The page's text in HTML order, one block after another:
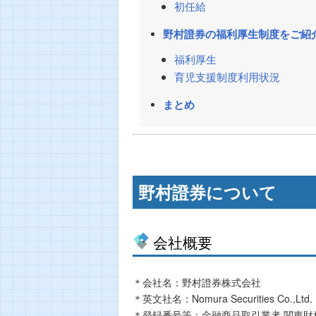
初任給
野村證券の福利厚生制度をご紹
福利厚生
育児支援制度利用状況
まとめ
野村證券について
会社概要
＊会社名：野村證券株式会社
＊英文社名：Nomura Securities Co.,Ltd.